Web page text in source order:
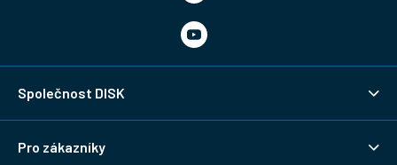
Společnost DISK
Pro zákazníky